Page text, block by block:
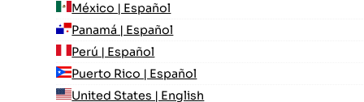
México | Español
Panamá | Español
Perú | Español
Puerto Rico | Español
United States | English